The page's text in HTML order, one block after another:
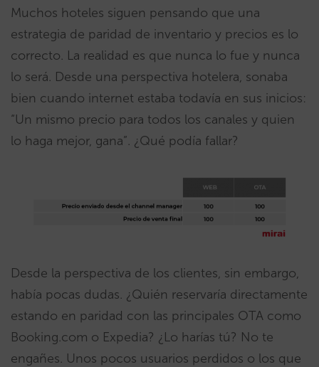
Muchos hoteles siguen pensando que una
estrategia de paridad de inventario y precios es lo
correcto. La realidad es que nunca lo fue y nunca
lo será. Desde una perspectiva hotelera, sonaba
bien cuando internet estaba todavía en sus inicios:
“Un mismo precio para todos los canales y quien
lo haga mejor, gana”. ¿Qué podía fallar?
Desde la perspectiva de los clientes, sin embargo,
había pocas dudas. ¿Quién reservaría directamente
estando en paridad con las principales OTA como
Booking.com o Expedia? ¿Lo harías tú? No te
engañes. Unos pocos usuarios perdidos o los que